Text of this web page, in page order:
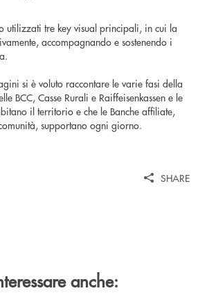
utilizzati tre key visual principali, in cui la
accompagnando e sostenendo i
si è voluto raccontare le varie fasi della
BCC, Casse Rurali e Raiffeisenkassen e le
il territorio e che le Banche affiliate,
supportano ogni giorno.
SHARE
anche: